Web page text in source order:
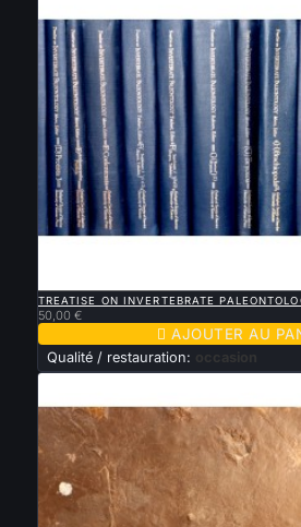
TREATISE ON INVERTEBRATE
50,00 €
 AJOUTER AU
Qualité / restauration: occasion